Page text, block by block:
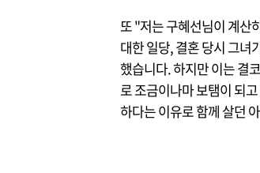
또 "저는 구혜선님이 계산
대한 일당, 결혼 당시 그녀
했습니다. 하지만 이는 결
로 조금이나마 보탬이 되
하다는 이유로 함께 살던